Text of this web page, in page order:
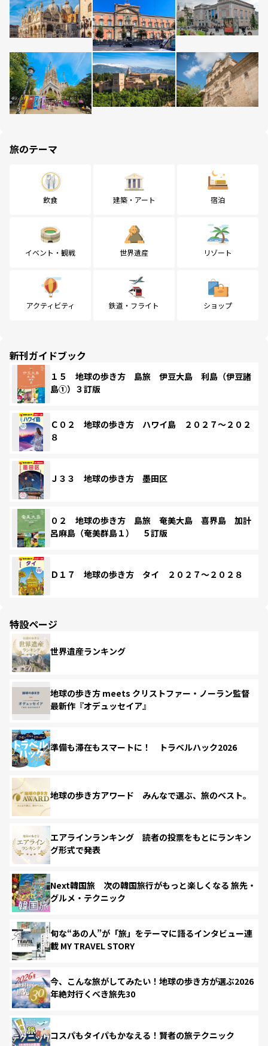
旅のテーマ
飲食 建築・アート 宿泊
イベント・観戦 世界遺産 リゾート
アクティビティ 鉄道・フライト ショップ
新刊ガイドブック
１５ 地球の歩き方 島旅 伊豆大島 利島（伊豆諸
島①）３訂版
Ｃ０２ 地球の歩き方 ハワイ島 ２０２７～２０２
８
Ｊ３３ 地球の歩き方 墨田区
０２ 地球の歩き方 島旅 奄美大島 喜界島 加計
呂麻島（奄美群島１） ５訂版
Ｄ１７ 地球の歩き方 タイ ２０２７～２０２８
特設ページ
世界遺産ランキング
地球の歩き方 meets クリストファー・ノーラン監督
最新作『オデュッセイア』
準備も滞在もスマートに！ トラベルハック2026
地球の歩き方アワード みんなで選ぶ、旅のベスト。
エアラインランキング 読者の投票をもとにランキン
グ形式で発表
Next韓国旅 次の韓国旅行がもっと楽しくなる 旅先・
グルメ・テクニック
旬な“あの人”が「旅」をテーマに語るインタビュー連
載 MY TRAVEL STORY
今、こんな旅がしてみたい！地球の歩き方が選ぶ2026
年絶対行くべき旅先30
コスパもタイパもかなえる！賢者の旅テクニック